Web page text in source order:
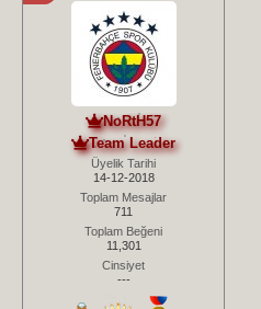
NoRtH57
Team Leader
Üyelik Tarihi
14-12-2018
Toplam Mesajlar
711
Toplam Beğeni
11,301
Cinsiyet
---